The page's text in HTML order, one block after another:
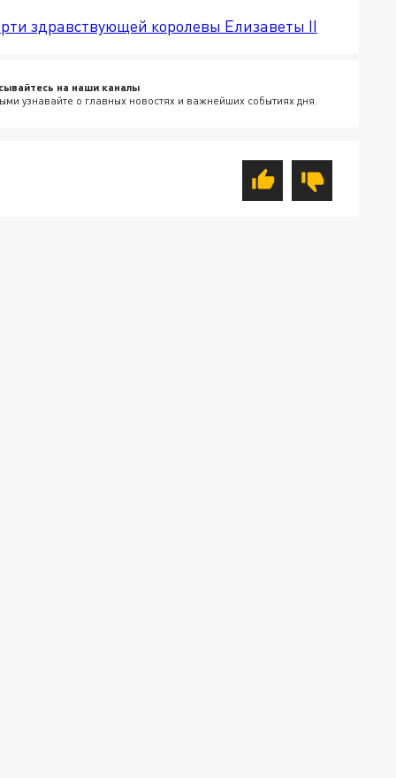
здравствующей королевы Елизаветы II
на наши каналы
узнавайте о главных новостях и важнейших событиях дня.